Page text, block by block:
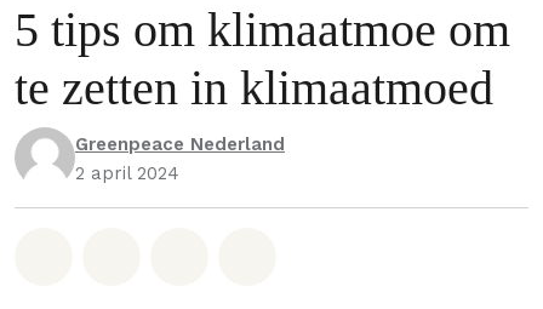
5 tips om klimaatmoe om
te zetten in klimaatmoed
Greenpeace Nederland
2 april 2024